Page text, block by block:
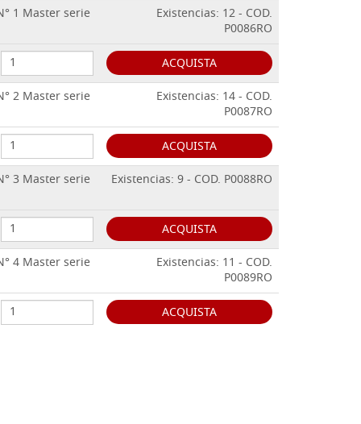
1 Master serie
Existencias: 12 - COD.
P0086RO
ACQUISTA
2 Master serie
Existencias: 14 - COD.
P0087RO
ACQUISTA
3 Master serie
Existencias: 9 - COD. P0088RO
ACQUISTA
4 Master serie
Existencias: 11 - COD.
P0089RO
ACQUISTA